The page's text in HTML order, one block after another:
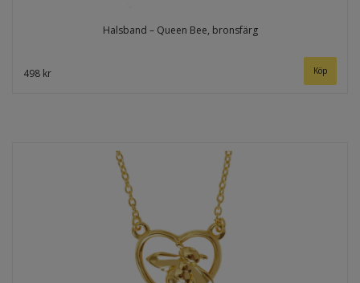
Halsband – Queen Bee, bronsfärg
498 kr